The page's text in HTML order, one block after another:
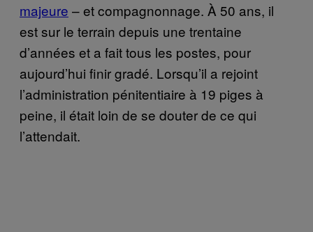
majeure – et compagnonnage. À 50 ans, il
est sur le terrain depuis une trentaine
d’années et a fait tous les postes, pour
aujourd’hui finir gradé. Lorsqu’il a rejoint
l’administration pénitentiaire à 19 piges à
peine, il était loin de se douter de ce qui
l’attendait.